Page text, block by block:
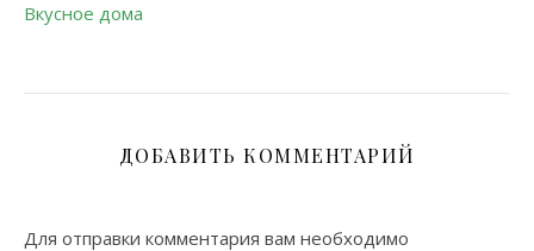
Вкусное дома
ДОБАВИТЬ КОММЕНТАРИЙ
Для отправки комментария вам необходимо